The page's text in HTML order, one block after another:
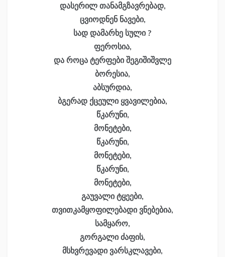
დასერილ თანამგზავრებად,
ცვიოდნენ ნავები,
სად დამარხე სული ?
ფეროსია,
და როცა ტერფები შეგიშიშვლე
ბორესია,
აბსურდია,
ბგერად ქცეული ყვავილებია,
წკარუნი,
მონეტები,
წკარუნი,
მონეტები,
წკარუნი,
მონეტები,
გაუვალი ტყეები,
თვითკამყოფილებადი ვნებებია,
სამყარო,
გორგალი ძაფის,
მსხვრევადი ვარსკლავები,